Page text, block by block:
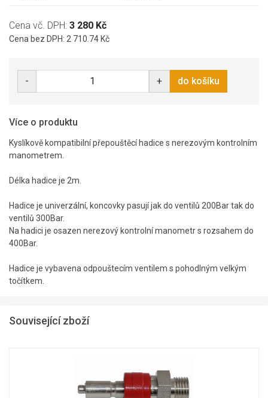
Cena vč. DPH: 3 280 Kč
Cena bez DPH: 2 710.74 Kč
- + do košíku
Více o produktu
Kyslíkově kompatibilní přepouštěcí hadice s nerezovým kontrolním
manometrem.
Délka hadice je 2m.
Hadice je univerzální, koncovky pasují jak do ventilů 200Bar tak do
ventilů 300Bar.
Na hadici je osazen nerezový kontrolní manometr s rozsahem do
400Bar.
Hadice je vybavena odpouštecím ventilem s pohodlným velkým
točítkem.
Související zboží